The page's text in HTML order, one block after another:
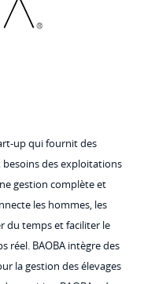
up qui fournit des
besoins des exploitations
gestion complète et
les hommes, les
du temps et faciliter le
réel. BAOBA intègre des
la gestion des élevages